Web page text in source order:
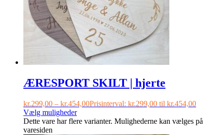
ÆRESPORT SKILT | hjerte
kr.299,00 – kr.454,00Prisinterval: kr.299,00 til kr.454,00
Vælg muligheder
Dette vare har flere varianter. Mulighederne kan vælges på
varesiden